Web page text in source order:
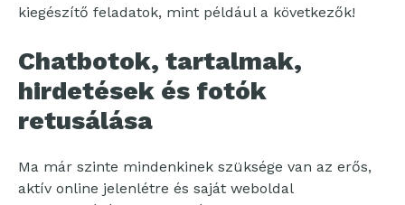
kiegészítő feladatok, mint például a következők!
Chatbotok, tartalmak,
hirdetések és fotók
retusálása
Ma már szinte mindenkinek szüksége van az erős,
aktív online jelenlétre és saját weboldal